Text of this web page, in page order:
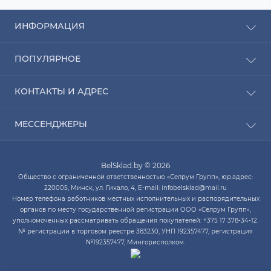
ИНФОРМАЦИЯ
Оплата
О компании
Карта сайта
ПОПУЛЯРНОЕ
Насосы для воды
Котлы отопления
КОНТАКТЫ И АДРЕС
до 14:00
ПН-ЧТ с 9:00 до 20:00
ПТ с 9:00 до 19:00
СБ с 10:00 до 14:00
МЕССЕНДЖЕРЫ
WhatsApp
Skype
BelSklad.by © 2026
Общество с ограниченной ответственностью «Селрум Групп», юр.адрес:
220005, Минск, ул. Гикало, 4, E-mail: infobelsklad@mail.ru
Номер телефона работников местных исполнительных и распорядительных
органов по месту государственной регистрации ООО «Селрум Групп»,
уполномоченных рассматривать обращения покупателей: +375 17 378-34-12.
№ регистрации в торговом реестре 383230, УНП 192357477, регистрация
№192357477, Мингорисполком.